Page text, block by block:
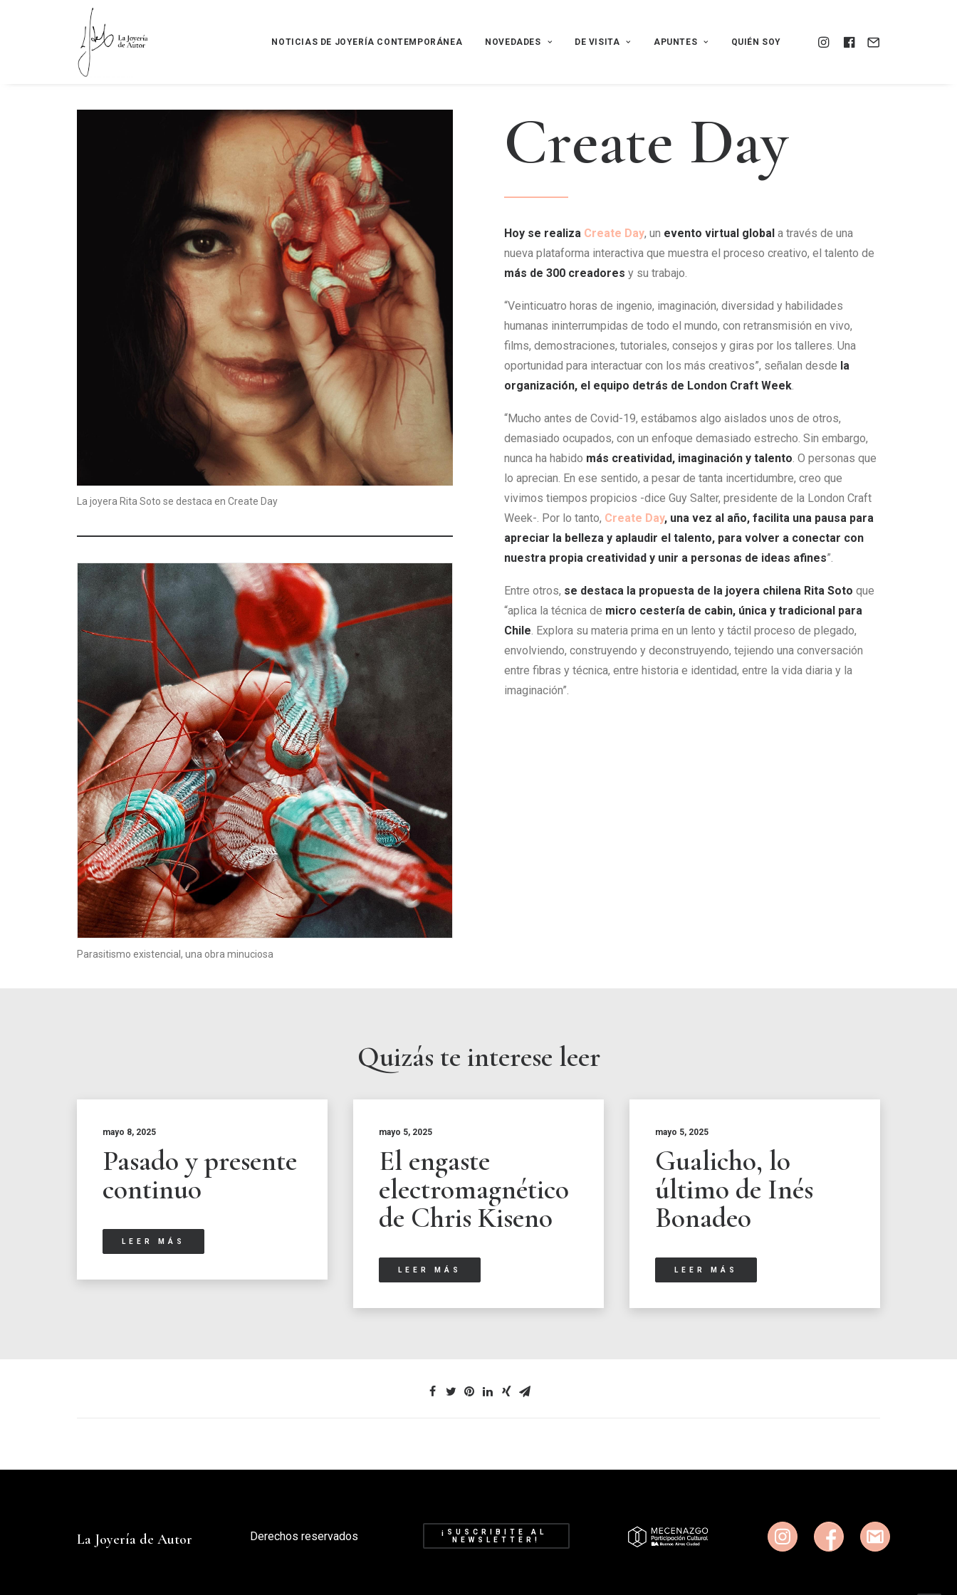
NOTICIAS DE JOYERÍA CONTEMPORÁNEA NOVEDADES DE VISITA APUNTES QUIÉN SOY
La joyera Rita Soto se destaca en Create Day
Parasitismo existencial, una obra minuciosa
Create Day
Hoy se realiza Create Day, un evento virtual global a través de una
nueva plataforma interactiva que muestra el proceso creativo, el talento de
más de 300 creadores y su trabajo.
“Veinticuatro horas de ingenio, imaginación, diversidad y habilidades
humanas ininterrumpidas de todo el mundo, con retransmisión en vivo,
films, demostraciones, tutoriales, consejos y giras por los talleres. Una
oportunidad para interactuar con los más creativos”, señalan desde la
organización, el equipo detrás de London Craft Week.
“Mucho antes de Covid-19, estábamos algo aislados unos de otros,
demasiado ocupados, con un enfoque demasiado estrecho. Sin embargo,
nunca ha habido más creatividad, imaginación y talento. O personas que
lo aprecian. En ese sentido, a pesar de tanta incertidumbre, creo que
vivimos tiempos propicios -dice Guy Salter, presidente de la London Craft
Week-. Por lo tanto, Create Day, una vez al año, facilita una pausa para
apreciar la belleza y aplaudir el talento, para volver a conectar con
nuestra propia creatividad y unir a personas de ideas afines”.
Entre otros, se destaca la propuesta de la joyera chilena Rita Soto que
“aplica la técnica de micro cestería de cabin, única y tradicional para
Chile. Explora su materia prima en un lento y táctil proceso de plegado,
envolviendo, construyendo y deconstruyendo, tejiendo una conversación
entre fibras y técnica, entre historia e identidad, entre la vida diaria y la
imaginación”.
Quizás te interese leer
mayo 8, 2025
Pasado y presente
continuo
LEER MÁS
mayo 5, 2025
El engaste
electromagnético
de Chris Kiseno
LEER MÁS
mayo 5, 2025
Gualicho, lo
último de Inés
Bonadeo
LEER MÁS
La Joyería de Autor Derechos reservados
¡SUSCRIBITE AL
NEWSLETTER!